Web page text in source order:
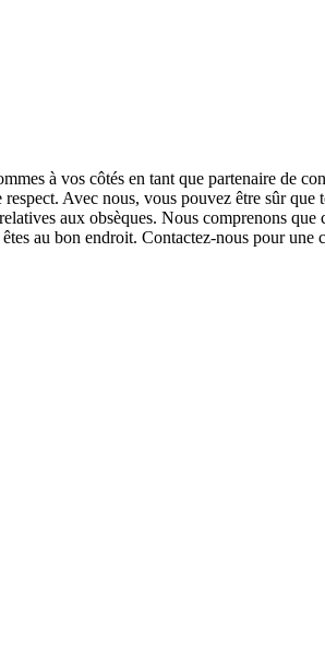
à vos côtés en tant que partenaire de
Avec nous, vous pouvez être sûr
aux obsèques. Nous comprenons
au bon endroit. Contactez-nous pour